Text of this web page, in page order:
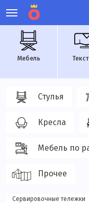
Мебель
Стулья
Кресла
Мебель по
Прочее
Сервировочные тележки